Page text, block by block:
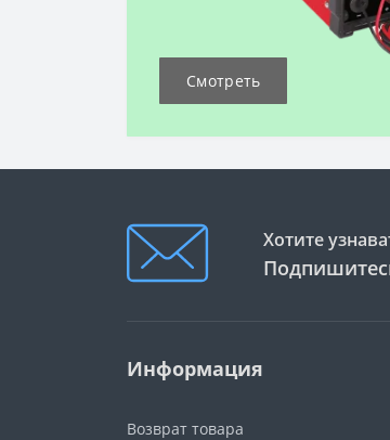
Смотреть
Хотите
Информация
Возврат товара